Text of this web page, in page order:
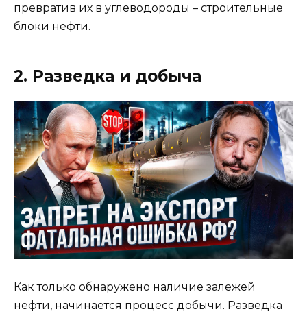
превратив их в углеводороды – строительные
блоки нефти.
2. Разведка и добыча
Как только обнаружено наличие залежей
нефти, начинается процесс добычи. Разведка